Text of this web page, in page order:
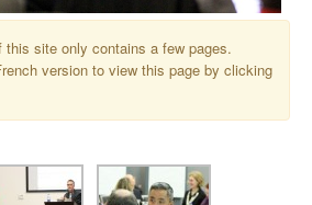
this site only contains a few pages.
version to view this page by clicking